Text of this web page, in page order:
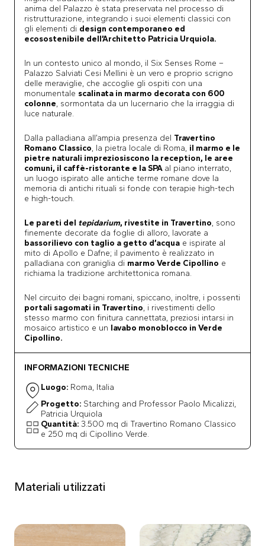
anima del Palazzo è stata preservata nel processo di
ristrutturazione, integrando i suoi elementi classici con
gli elementi di design contemporaneo ed
ecosostenibile dell’Architetto Patricia Urquiola.
In un contesto unico al mondo, il Six Senses Rome –
Palazzo Salviati Cesi Mellini è un vero e proprio scrigno
delle meraviglie, che accoglie gli ospiti con una
monumentale scalinata in marmo decorata con 600
colonne, sormontata da un lucernario che la irraggia di
luce naturale.
Dalla palladiana all’ampia presenza del Travertino
Romano Classico, la pietra locale di Roma, il marmo e le
pietre naturali impreziosiscono la reception, le aree
comuni, il caffè-ristorante e la SPA al piano interrato,
un luogo ispirato alle antiche terme romane dove la
memoria di antichi rituali si fonde con terapie high-tech
e high-touch.
Le pareti del tepidarium, rivestite in Travertino, sono
finemente decorate da foglie di alloro, lavorate a
bassorilievo con taglio a getto d’acqua e ispirate al
mito di Apollo e Dafne; il pavimento è realizzato in
palladiana con graniglia di marmo Verde Cipollino e
richiama la tradizione architettonica romana.
Nel circuito dei bagni romani, spiccano, inoltre, i possenti
portali sagomati in Travertino, i rivestimenti dello
stesso marmo con finitura cannettata, preziosi intarsi in
mosaico artistico e un lavabo monoblocco in Verde
Cipollino.
INFORMAZIONI TECNICHE
Luogo: Roma, Italia
Progetto: Starching and Professor Paolo Micalizzi,
Patricia Urquiola
Quantità: 3.500 mq di Travertino Romano Classico
e 250 mq di Cipollino Verde.
Materiali utilizzati